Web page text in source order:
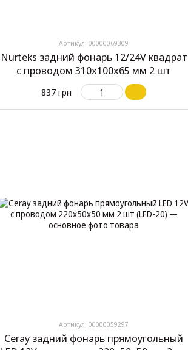
Артикул: 00000069309
Nurteks задний фонарь 12/24V квадрат
с проводом 310x100x65 мм 2 шт
837 грн
Артикул: 00000059297
Ceray задний фонарь прямоугольный